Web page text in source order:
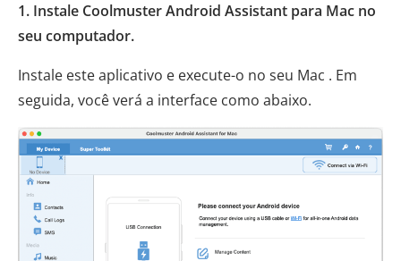
1. Instale Coolmuster Android Assistant para Mac no
seu computador.
Instale este aplicativo e execute-o no seu Mac . Em
seguida, você verá a interface como abaixo.